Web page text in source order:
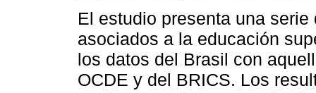
El estudio presenta una serie
asociados a la educación
los datos del Brasil con
OCDE y del BRICS. Los